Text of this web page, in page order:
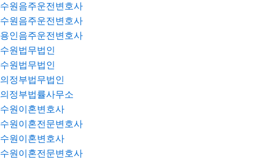
수원음주운전변호사
수원음주운전변호사
용인음주운전변호사
수원법무법인
수원법무법인
의정부법무법인
의정부법률사무소
수원이혼변호사
수원이혼전문변호사
수원이혼변호사
수원이혼전문변호사